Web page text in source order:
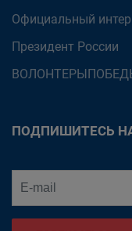
Официальный
Президент России
ПОДПИШИТЕСЬ